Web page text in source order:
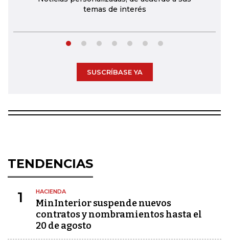
temas de interés
SUSCRÍBASE YA
TENDENCIAS
1 HACIENDA
MinInterior suspende nuevos
contratos y nombramientos hasta el
20 de agosto